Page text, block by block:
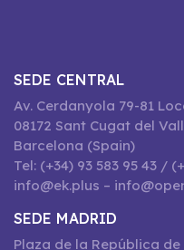
SEDE CENTRAL
Av. Cerdanyola 79-81
08172 Sant Cugat del
Barcelona (Spain)
Tel: (+34) 93 583 95 43 /
info@ek.plus –
SEDE MADRID
Plaza de la República de